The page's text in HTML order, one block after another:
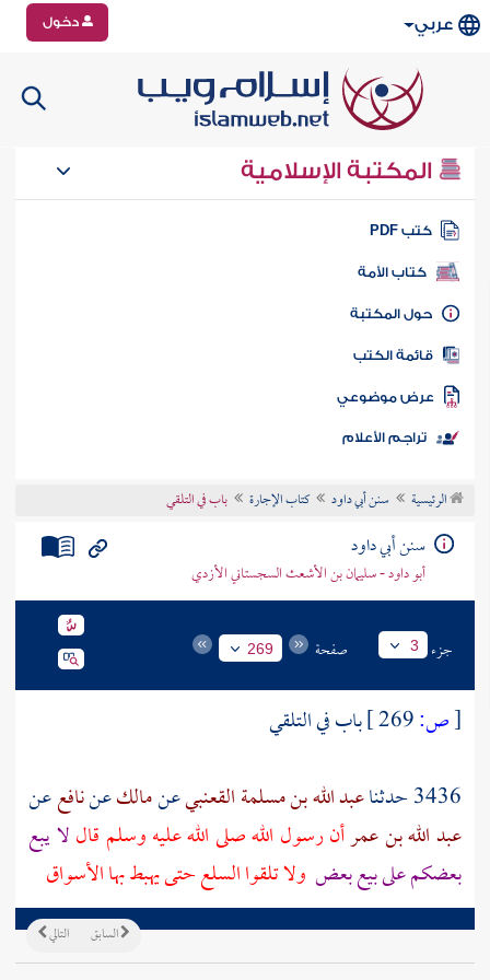
عربي دخول
المكتبة الإسلامية
كتب PDF
كتاب الأمة
المكتبة
الكتب
موضوعي
تراجم الأعلام
الرئيسية سنن أبي داود كتاب الإجارة باب في التلقي
سنن أبي داود
أبو داود - سليمان بن الأشعث السجستاني الأزدي
جزء 3 صفحة 269
[ص:
باب في التلقي
3436 حدثنا
عبد الله بن مسلمة القعنبيعنمالكعننافععن
عبد الله بن عمرأن رسول الله صلى الله عليه وسلم قاللا يبع
بعضكم على بيع بعض ولا تلقوا السلع حتى يهبط بها الأسواق
التالي السابق